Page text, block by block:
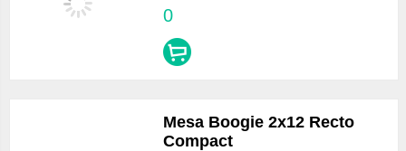
0
Mesa Boogie 2x12 Recto
Compact